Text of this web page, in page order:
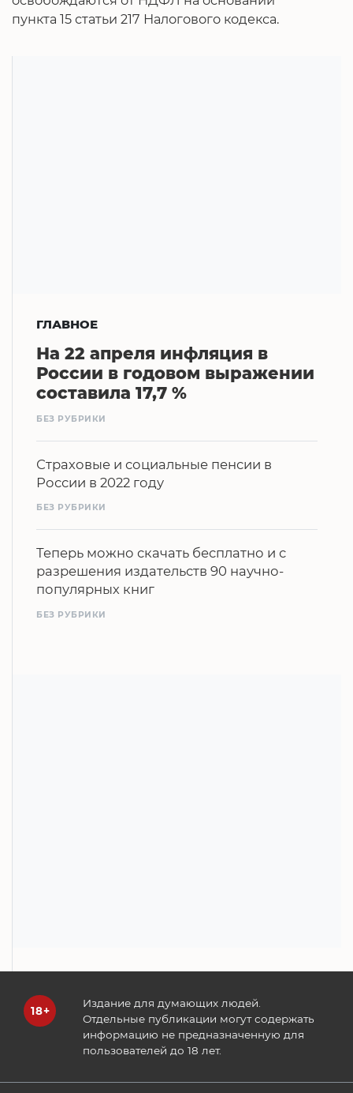
пункта 15 статьи 217 Налогового кодекса.
ГЛАВНОЕ
На 22 апреля инфляция в
России в годовом выражении
составила 17,7 %
БЕЗ РУБРИКИ
Страховые и социальные пенсии в
России в 2022 году
БЕЗ РУБРИКИ
Теперь можно скачать бесплатно и с
разрешения издательств 90 научно-
популярных книг
БЕЗ РУБРИКИ
Издание для думающих людей.
Отдельные публикации могут содержать
информацию не предназначенную для
пользователей до 18 лет.